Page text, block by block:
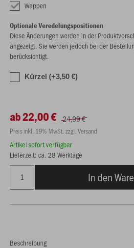
Wappen
Optionale Veredelungspositionen
Diese Änderungen werden in der
angezeigt. Sie werden jedoch bei der
berücksichtigt.
Kürzel (+3,50 €)
ab 22,00 € 24,99 €
Preis inkl. 19% MwSt. zzgl. Versand
Artikel sofort verfügbar
Lieferzeit: ca. 28 Werktage
In den
Beschreibung